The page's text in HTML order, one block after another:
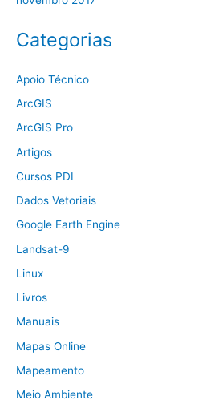
Categorias
Apoio Técnico
ArcGIS
ArcGIS Pro
Artigos
Cursos PDI
Dados Vetoriais
Google Earth Engine
Landsat-9
Linux
Livros
Manuais
Mapas Online
Mapeamento
Meio Ambiente